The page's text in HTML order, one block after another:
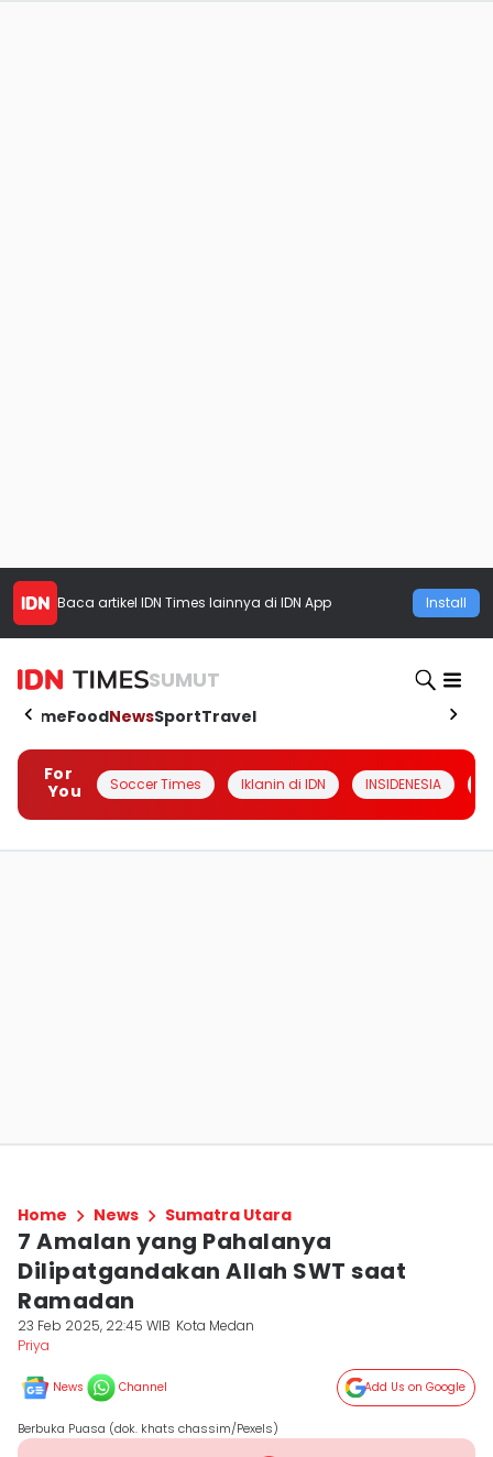
Baca artikel IDN Times lainnya di IDN App Install
SUMUT
HomeFoodNewsSportTravel
For
You
Soccer Times Iklanin di IDN INSIDENESIA
Home News Sumatra Utara
7 Amalan yang Pahalanya
Dilipatgandakan Allah SWT saat
Ramadan
23 Feb 2025, 22:45 WIB Kota Medan
Priya
News Channel Add Us on Google
Berbuka Puasa (dok. khats chassim/Pexels)